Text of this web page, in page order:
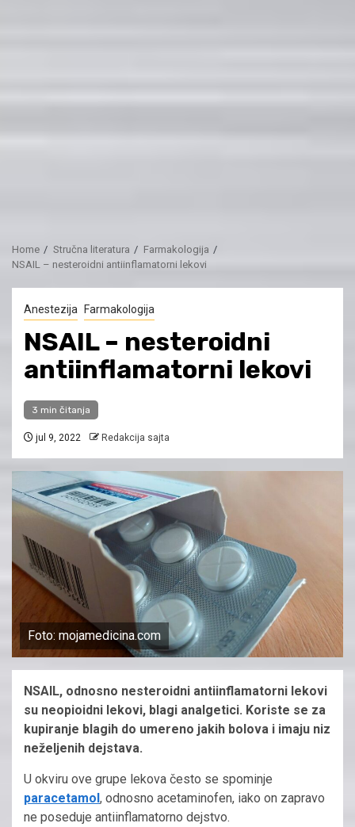
Home Stručna literatura
Farmakologija
NSAIL – nesteroidni antiinflamatorni lekovi
Anestezija Farmakologija
NSAIL – nesteroidni
antiinflamatorni lekovi
3 min čitanja
jul 9, 2022 Redakcija sajta
Foto: mojamedicina.com
NSAIL, odnosno nesteroidni antiinflamatorni lekovi
su neopioidni lekovi, blagi analgetici. Koriste se za
kupiranje blagih do umereno jakih bolova i imaju niz
neželjenih dejstava.
U okviru ove grupe lekova često se spominje
paracetamol, odnosno acetaminofen, iako on zapravo
ne poseduje antiinflamatorno dejstvo.